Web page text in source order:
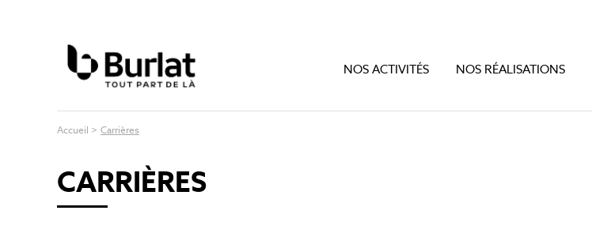
NOS ACTIVITÉS NOS RÉALISATIONS
Accueil > Carrières
CARRIÈRES